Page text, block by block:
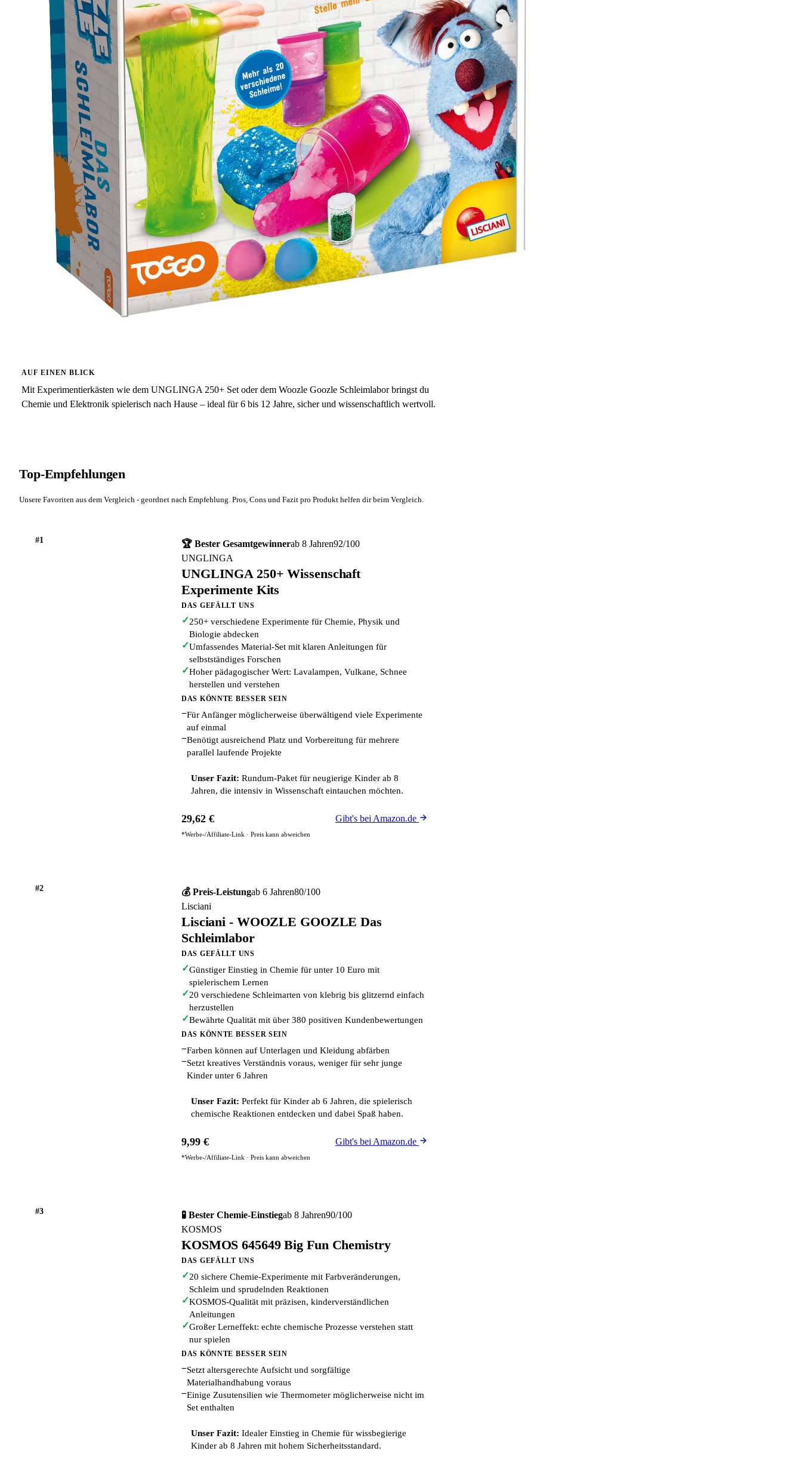
AUF EINEN BLICK
Mit Experimentierkästen wie dem UNGLINGA 250+ Set oder dem Woozle Goozle Schleimlabor bringst du
Chemie und Elektronik spielerisch nach Hause – ideal für 6 bis 12 Jahre, sicher und wissenschaftlich wertvoll.
Top-Empfehlungen
Unsere Favoriten aus dem Vergleich - geordnet nach Empfehlung. Pros, Cons und Fazit pro Produkt helfen dir beim Vergleich.
#1 🏆 Bester Gesamtgewinnerab 8 Jahren92/100
UNGLINGA
UNGLINGA 250+ Wissenschaft
Experimente Kits
DAS GEFÄLLT UNS
✓250+ verschiedene Experimente für Chemie, Physik und
Biologie abdecken
✓Umfassendes Material-Set mit klaren Anleitungen für
selbstständiges Forschen
✓Hoher pädagogischer Wert: Lavalampen, Vulkane, Schnee
herstellen und verstehen
DAS KÖNNTE BESSER SEIN
−Für Anfänger möglicherweise überwältigend viele Experimente
auf einmal
−Benötigt ausreichend Platz und Vorbereitung für mehrere
parallel laufende Projekte
Unser Fazit: Rundum-Paket für neugierige Kinder ab 8
Jahren, die intensiv in Wissenschaft eintauchen möchten.
29,62 € Gibt's bei Amazon.de
*Werbe-/Affiliate-Link · Preis kann abweichen
#2 💰 Preis-Leistungab 6 Jahren80/100
Lisciani
Lisciani - WOOZLE GOOZLE Das
Schleimlabor
DAS GEFÄLLT UNS
✓Günstiger Einstieg in Chemie für unter 10 Euro mit
spielerischem Lernen
✓20 verschiedene Schleimarten von klebrig bis glitzernd einfach
herzustellen
✓Bewährte Qualität mit über 380 positiven Kundenbewertungen
DAS KÖNNTE BESSER SEIN
−Farben können auf Unterlagen und Kleidung abfärben
−Setzt kreatives Verständnis voraus, weniger für sehr junge
Kinder unter 6 Jahren
Unser Fazit: Perfekt für Kinder ab 6 Jahren, die spielerisch
chemische Reaktionen entdecken und dabei Spaß haben.
9,99 € Gibt's bei Amazon.de
*Werbe-/Affiliate-Link · Preis kann abweichen
#3 🧪 Bester Chemie-Einstiegab 8 Jahren90/100
KOSMOS
KOSMOS 645649 Big Fun Chemistry
DAS GEFÄLLT UNS
✓20 sichere Chemie-Experimente mit Farbveränderungen,
Schleim und sprudelnden Reaktionen
✓KOSMOS-Qualität mit präzisen, kinderverständlichen
Anleitungen
✓Großer Lerneffekt: echte chemische Prozesse verstehen statt
nur spielen
DAS KÖNNTE BESSER SEIN
−Setzt altersgerechte Aufsicht und sorgfältige
Materialhandhabung voraus
−Einige Zusutensilien wie Thermometer möglicherweise nicht im
Set enthalten
Unser Fazit: Idealer Einstieg in Chemie für wissbegierige
Kinder ab 8 Jahren mit hohem Sicherheitsstandard.